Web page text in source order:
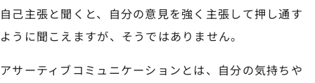
自己主張と聞くと、自分の意見を強く主張して押し通す
ように聞こえますが、そうではありません。
アサーティブコミュニケーションとは、自分の気持ちや